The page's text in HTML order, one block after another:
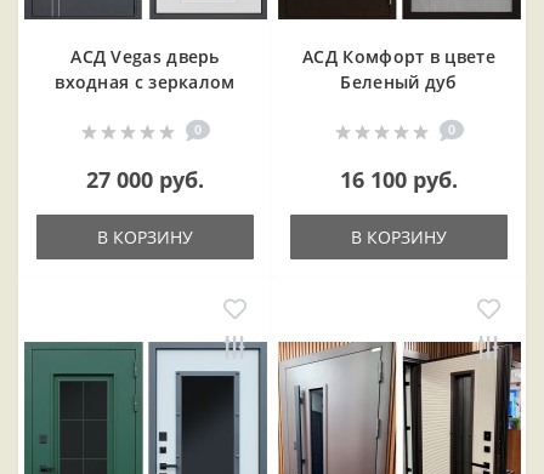
АСД Vegas дверь
входная с зеркалом
0
27 000 руб.
В КОРЗИНУ
АСД Комфорт в цвете
Беленый дуб
0
16 100 руб.
В КОРЗИНУ